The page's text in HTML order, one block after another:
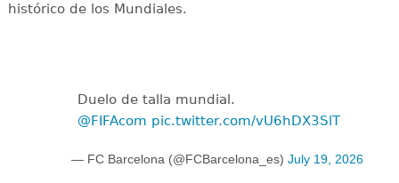
histórico de los Mundiales.
Duelo de talla mundial.
@FIFAcom pic.twitter.com/vU6hDX3SlT
— FC Barcelona (@FCBarcelona_es) July 19, 2026